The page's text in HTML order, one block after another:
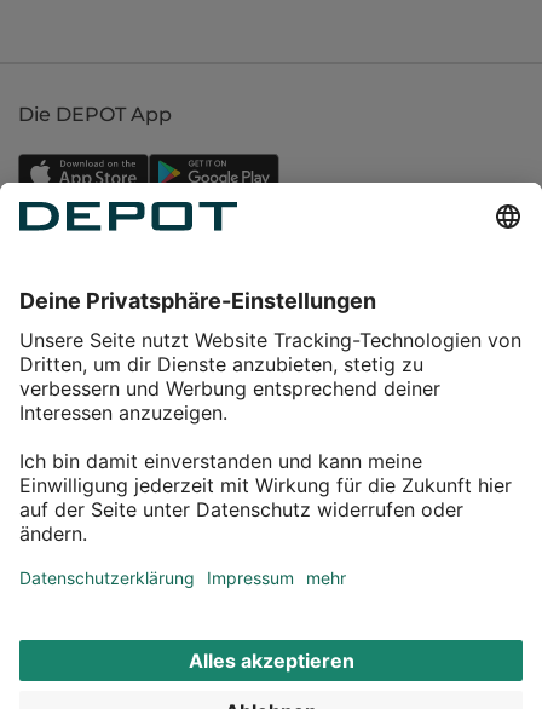
Die DEPOT App
Service
Über DEPOT
Kontakt
Aktionsbedingungen